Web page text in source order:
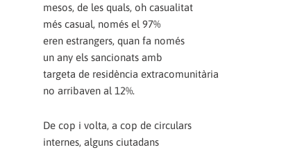
mesos, de les quals, oh casualitat
més casual, només el 97%
eren estrangers, quan fa només
un any els sancionats amb
targeta de residència extracomunitària
no arribaven al 12%.
De cop i volta, a cop de circulars
internes, alguns ciutadans